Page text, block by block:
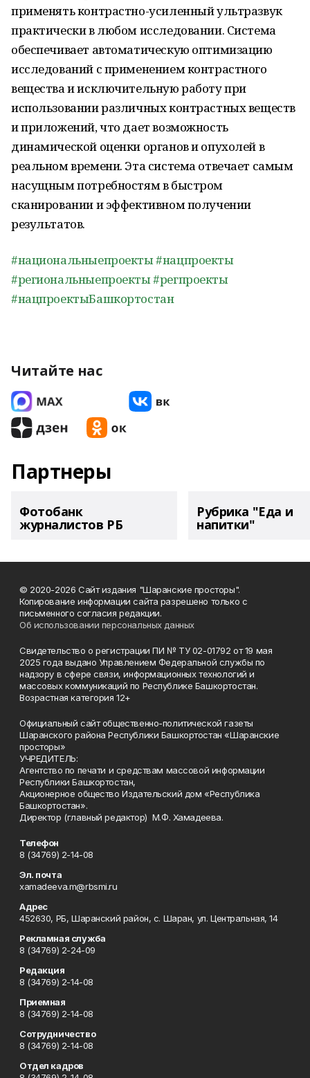
применять контрастно-усиленный ультразвук
практически в любом исследовании. Система
обеспечивает автоматическую оптимизацию
исследований с применением контрастного
вещества и исключительную работу при
использовании различных контрастных веществ
и приложений, что дает возможность
динамической оценки органов и опухолей в
реальном времени. Эта система отвечает самым
насущным потребностям в быстром
сканировании и эффективном получении
результатов.
#национальныепроекты#нацпроекты
#региональныепроекты#регпроекты
#нацпроектыБашкортостан
Читайте нас
Партнеры
Фотобанк
журналистов РБ
Рубрика "Еда и
напитки"
© 2020-2026 Сайт издания "Шаранские просторы".
Копирование информации сайта разрешено только с
письменного согласия редакции.
Об использовании персональных данных
Свидетельство о регистрации ПИ № ТУ 02-01792 от 19 мая
2025 года выдано Управлением Федеральной службы по
надзору в сфере связи, информационных технологий и
массовых коммуникаций по Республике Башкортостан.
Возрастная категория 12+
Официальный сайт общественно-политической газеты
Шаранского района Республики Башкортостан «Шаранские
просторы»
УЧРЕДИТЕЛЬ:
Агентство по печати и средствам массовой информации
Республики Башкортостан,
Акционерное общество Издательский дом «Республика
Башкортостан».
Директор (главный редактор) М.Ф. Хамадеева.
Телефон
8 (34769) 2-14-08
Эл. почта
xamadeeva.m@rbsmi.ru
Адрес
452630, РБ, Шаранский район, с. Шаран, ул. Центральная, 14
Рекламная служба
8 (34769) 2-24-09
Редакция
8 (34769) 2-14-08
Приемная
8 (34769) 2-14-08
Сотрудничество
8 (34769) 2-14-08
Отдел кадров